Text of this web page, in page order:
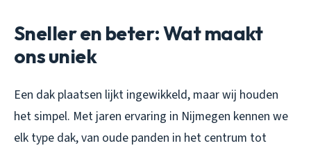
Sneller en beter: Wat maakt
ons uniek
Een dak plaatsen lijkt ingewikkeld, maar wij houden
het simpel. Met jaren ervaring in Nijmegen kennen we
elk type dak, van oude panden in het centrum tot